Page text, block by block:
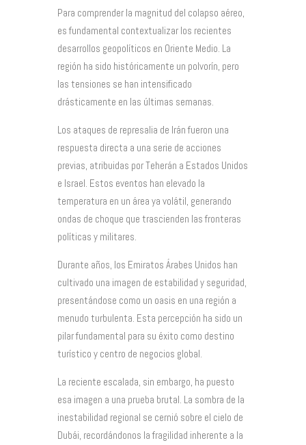
Para comprender la magnitud del colapso aéreo,
es fundamental contextualizar los recientes
desarrollos geopolíticos en Oriente Medio. La
región ha sido históricamente un polvorín, pero
las tensiones se han intensificado
drásticamente en las últimas semanas.
Los ataques de represalia de Irán fueron una
respuesta directa a una serie de acciones
previas, atribuidas por Teherán a Estados Unidos
e Israel. Estos eventos han elevado la
temperatura en un área ya volátil, generando
ondas de choque que trascienden las fronteras
políticas y militares.
Durante años, los Emiratos Árabes Unidos han
cultivado una imagen de estabilidad y seguridad,
presentándose como un oasis en una región a
menudo turbulenta. Esta percepción ha sido un
pilar fundamental para su éxito como destino
turístico y centro de negocios global.
La reciente escalada, sin embargo, ha puesto
esa imagen a una prueba brutal. La sombra de la
inestabilidad regional se cernió sobre el cielo de
Dubái, recordándonos la fragilidad inherente a la